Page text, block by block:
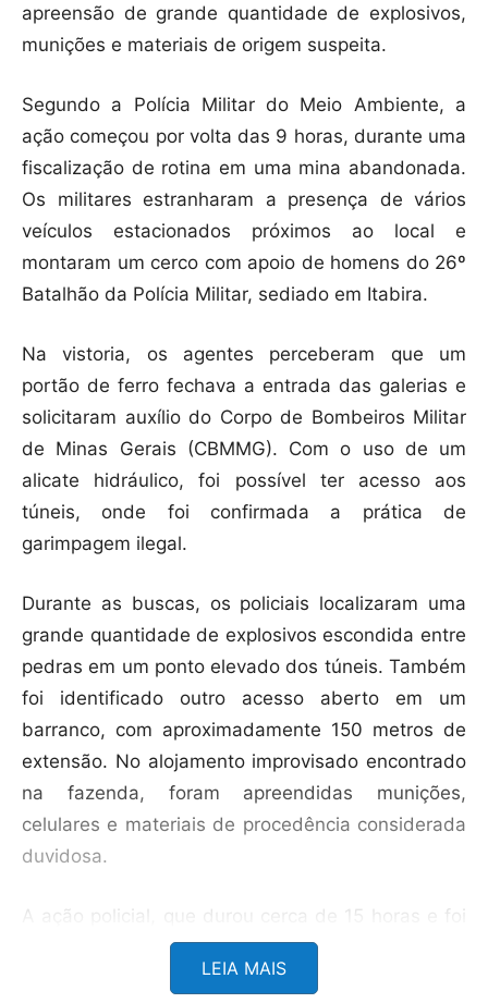
apreensão de grande quantidade de explosivos,
munições e materiais de origem suspeita.
Segundo a Polícia Militar do Meio Ambiente, a
ação começou por volta das 9 horas, durante uma
fiscalização de rotina em uma mina abandonada.
Os militares estranharam a presença de vários
veículos estacionados próximos ao local e
montaram um cerco com apoio de homens do 26º
Batalhão da Polícia Militar, sediado em Itabira.
Na vistoria, os agentes perceberam que um
portão de ferro fechava a entrada das galerias e
solicitaram auxílio do Corpo de Bombeiros Militar
de Minas Gerais (CBMMG). Com o uso de um
alicate hidráulico, foi possível ter acesso aos
túneis, onde foi confirmada a prática de
garimpagem ilegal.
Durante as buscas, os policiais localizaram uma
grande quantidade de explosivos escondida entre
pedras em um ponto elevado dos túneis. Também
foi identificado outro acesso aberto em um
barranco, com aproximadamente 150 metros de
extensão. No alojamento improvisado encontrado
na fazenda, foram apreendidas munições,
celulares e materiais de procedência considerada
duvidosa.
A ação policial, que durou cerca de 15 horas e foi
encerrada à meia-noite, terminou com os presos
sendo encaminhados à Delegacia de Polícia Civil
LEIA MAIS